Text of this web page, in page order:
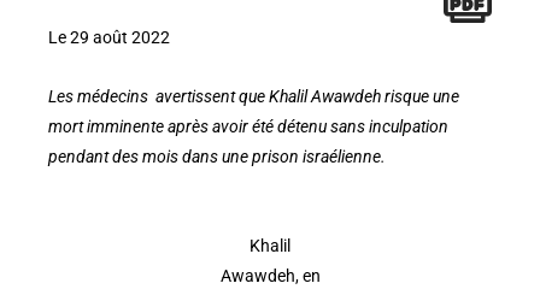
Le 29 août 2022
Les médecins avertissent que Khalil Awawdeh risque une
mort imminente après avoir été détenu sans inculpation
pendant des mois dans une prison israélienne.
Khalil
Awawdeh, en